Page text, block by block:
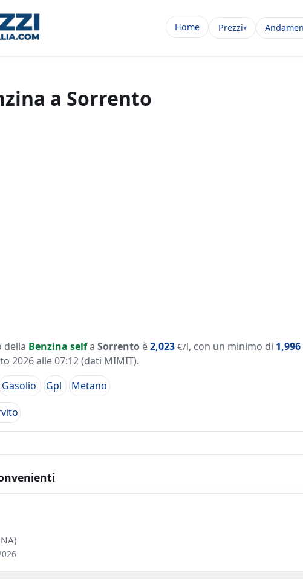
Home Prezzi
a Sorrento
della Benzina selfa Sorrento è2,023 €/l, con un minimo di 1,996
2026 alle 07:12(dati MIMIT).
Gasolio Gpl
Metano